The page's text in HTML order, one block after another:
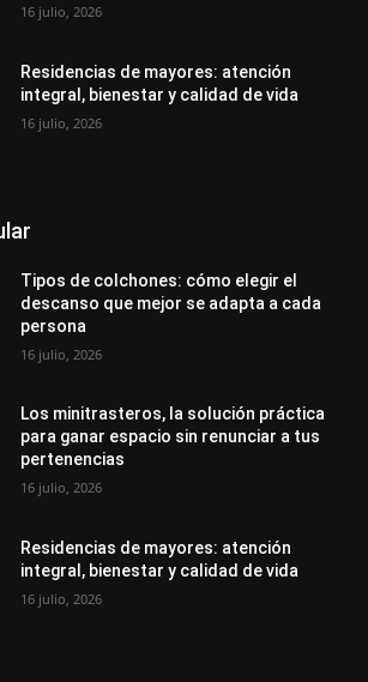
16 julio, 2026
Residencias de mayores: atención
integral, bienestar y calidad de vida
16 julio, 2026
Tipos de colchones: cómo elegir el
descanso que mejor se adapta a cada
persona
16 julio, 2026
Los minitrasteros, la solución práctica
para ganar espacio sin renunciar a tus
pertenencias
16 julio, 2026
Residencias de mayores: atención
integral, bienestar y calidad de vida
16 julio, 2026